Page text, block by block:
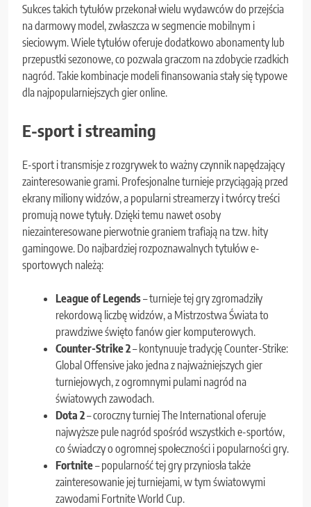
Sukces takich tytułów przekonał wielu wydawców do przejścia
na darmowy model, zwłaszcza w segmencie mobilnym i
sieciowym. Wiele tytułów oferuje dodatkowo abonamenty lub
przepustki sezonowe, co pozwala graczom na zdobycie rzadkich
nagród. Takie kombinacje modeli finansowania stały się typowe
dla najpopularniejszych gier online.
E-sport i streaming
E-sport i transmisje z rozgrywek to ważny czynnik napędzający
zainteresowanie grami. Profesjonalne turnieje przyciągają przed
ekrany miliony widzów, a popularni streamerzy i twórcy treści
promują nowe tytuły. Dzięki temu nawet osoby
niezainteresowane pierwotnie graniem trafiają na tzw. hity
gamingowe. Do najbardziej rozpoznawalnych tytułów e-
sportowych należą:
League of Legends– turnieje tej gry zgromadziły
rekordową liczbę widzów, a Mistrzostwa Świata to
prawdziwe święto fanów gier komputerowych.
Counter-Strike 2– kontynuuje tradycję Counter-Strike:
Global Offensive jako jedna z najważniejszych gier
turniejowych, z ogromnymi pulami nagród na
światowych zawodach.
Dota 2– coroczny turniej The International oferuje
najwyższe pule nagród spośród wszystkich e-sportów,
co świadczy o ogromnej społeczności i popularności gry.
Fortnite– popularność tej gry przyniosła także
zainteresowanie jej turniejami, w tym światowymi
zawodami Fortnite World Cup.